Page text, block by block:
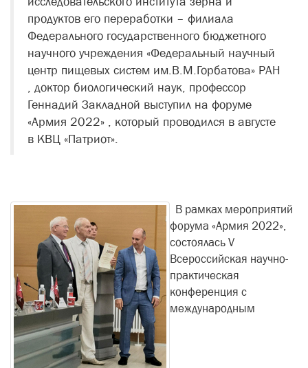
продуктов его переработки – филиала
Федерального государственного бюджетного
научного учреждения «Федеральный научный
центр пищевых систем им.В.М.Горбатова» РАН
, доктор биологический наук, профессор
Геннадий Закладной выступил на форуме
«Армия 2022» , который проводился в августе
в КВЦ «Патриот».
В рамках мероприятий
форума «Армия 2022»,
состоялась V
Всероссийская научно-
практическая
конференция с
международным